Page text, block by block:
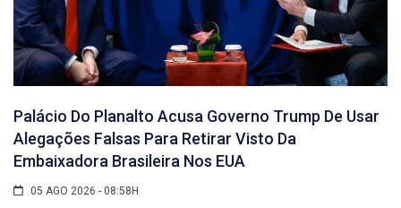
Palácio Do Planalto Acusa Governo Trump De Usar
Alegações Falsas Para Retirar Visto Da
Embaixadora Brasileira Nos EUA
05 AGO 2026 - 08:58H